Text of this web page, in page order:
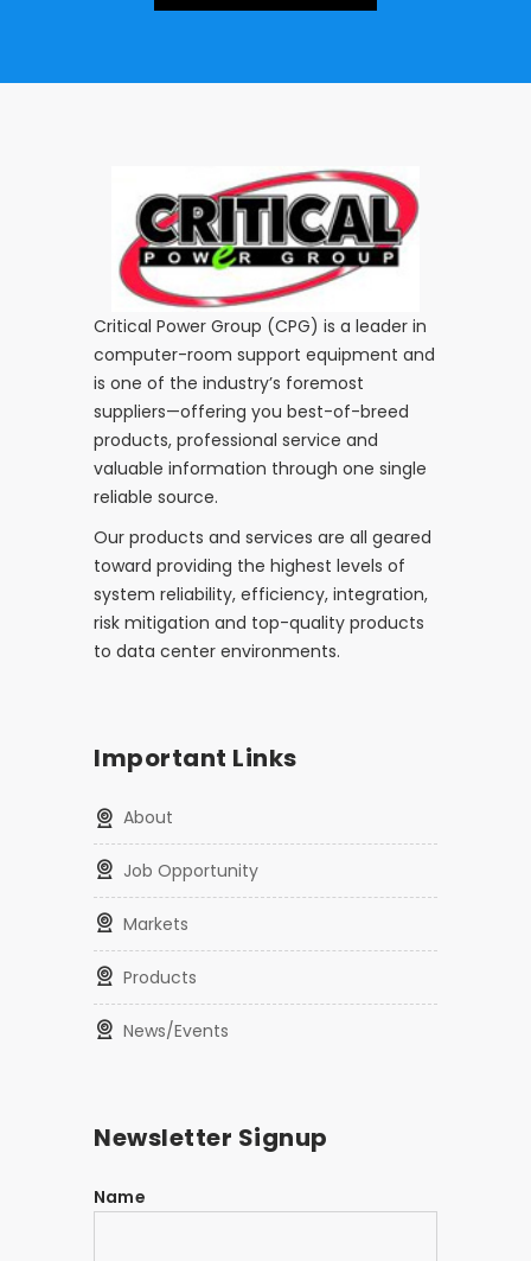
Critical Power Group (CPG) is a leader in
computer-room support equipment and
is one of the industry’s foremost
suppliers—offering you best-of-breed
products, professional service and
valuable information through one single
reliable source.
Our products and services are all geared
toward providing the highest levels of
system reliability, efficiency, integration,
risk mitigation and top-quality products
to data center environments.
Important Links
About
Job Opportunity
Markets
Products
News/Events
Newsletter Signup
Name